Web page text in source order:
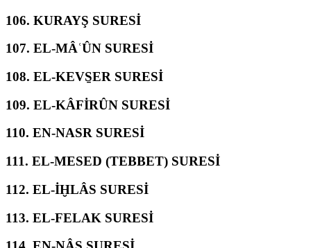
106. KURAYŞ SURESİ
107. EL-MÂʿÛN SURESİ
108. EL-KEVS̱ER SURESİ
109. EL-KÂFİRÛN SURESİ
110. EN-NASR SURESİ
111. EL-MESED (TEBBET) SURESİ
112. EL-İḪLÂS SURESİ
113. EL-FELAK SURESİ